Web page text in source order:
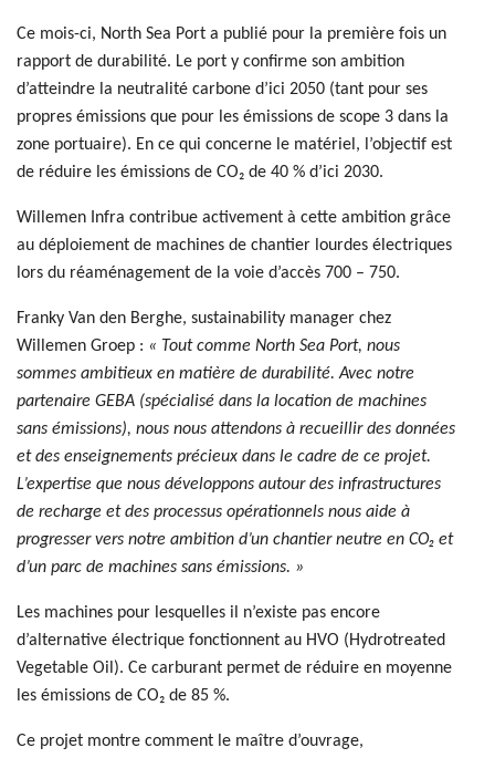
Ce mois-ci, North Sea Port a publié pour la première fois un
rapport de durabilité. Le port y confirme son ambition
d’atteindre la neutralité carbone d’ici 2050 (tant pour ses
propres émissions que pour les émissions de scope 3 dans la
zone portuaire). En ce qui concerne le matériel, l’objectif est
de réduire les émissions de CO₂ de 40 % d’ici 2030.
Willemen Infra contribue activement à cette ambition grâce
au déploiement de machines de chantier lourdes électriques
lors du réaménagement de la voie d’accès 700 – 750.
Franky Van den Berghe, sustainability manager chez
Willemen Groep : « Tout comme North Sea Port, nous
sommes ambitieux en matière de durabilité. Avec notre
partenaire GEBA (spécialisé dans la location de machines
sans émissions), nous nous attendons à recueillir des données
et des enseignements précieux dans le cadre de ce projet.
L’expertise que nous développons autour des infrastructures
de recharge et des processus opérationnels nous aide à
progresser vers notre ambition d’un chantier neutre en CO₂ et
d’un parc de machines sans émissions. »
Les machines pour lesquelles il n’existe pas encore
d’alternative électrique fonctionnent au HVO (Hydrotreated
Vegetable Oil). Ce carburant permet de réduire en moyenne
les émissions de CO₂ de 85 %.
Ce projet montre comment le maître d’ouvrage,